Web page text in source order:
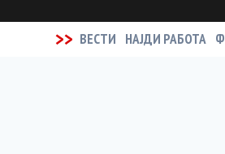
>> ВЕСТИ НАЈДИ РАБОТА